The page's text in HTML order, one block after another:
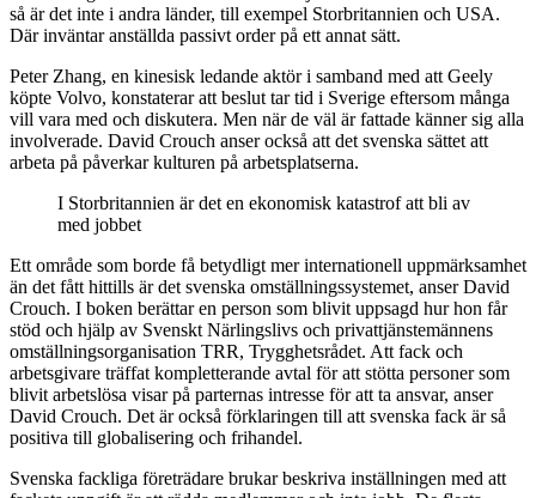
så är det inte i andra länder, till exempel Storbritannien och USA.
Där inväntar anställda passivt order på ett annat sätt.
Peter Zhang, en kinesisk ledande aktör i samband med att Geely
köpte Volvo, konstaterar att beslut tar tid i Sverige eftersom många
vill vara med och diskutera. Men när de väl är fattade känner sig alla
involverade. David Crouch anser också att det svenska sättet att
arbeta på påverkar kulturen på arbetsplatserna.
I Storbritannien är det en ekonomisk katastrof att bli av
med jobbet
Ett område som borde få betydligt mer internationell uppmärksamhet
än det fått hittills är det svenska omställningssystemet, anser David
Crouch. I boken berättar en person som blivit uppsagd hur hon får
stöd och hjälp av Svenskt Närlingslivs och privattjänstemännens
omställningsorganisation TRR, Trygghetsrådet. Att fack och
arbetsgivare träffat kompletterande avtal för att stötta personer som
blivit arbetslösa visar på parternas intresse för att ta ansvar, anser
David Crouch. Det är också förklaringen till att svenska fack är så
positiva till globalisering och frihandel.
Svenska fackliga företrädare brukar beskriva inställningen med att